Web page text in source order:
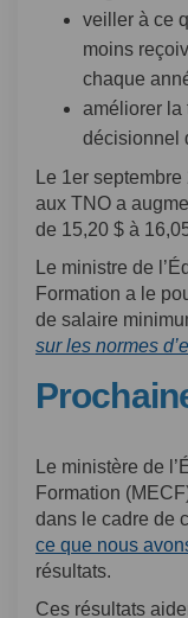
veiller à ce
moins
chaque
améliorer la
décisionnel
Le 1er
aux TNO a
de 15,20 $ à
Le ministre de
Formation a le
de salaire
sur les normes
Le ministère de
Formation
dans le cadre de
ce que nous
résultats.
Ces résultats